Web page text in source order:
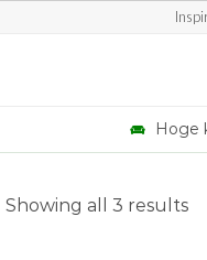
Hoge
Showing all 3 results